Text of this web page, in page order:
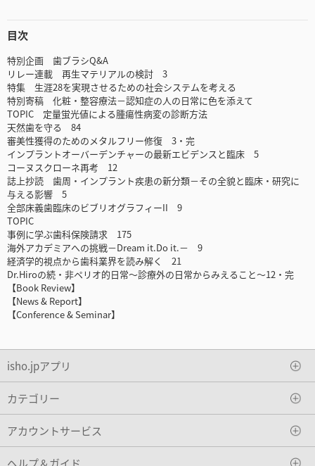
目次
特別企画 歯ブラシQ&A
リレー連載 再生マテリアルの検討 3
特集 生涯28を実現させるための社会システムを考える
特別寄稿 化粧・整容療法－認知症の人の日常に色を添えて
TOPIC 定量蛍光値による腫瘍性病変の診断方法
天然歯を守る 84
審美性獲得のためのメタルフリー修復 3・完
インプラントオーバーデンチャーの最新エビデンスと臨床 5
コーヌスクローネ再考 12
誌上抄読 歯周・インプラント疾患の新分類－その全貌と臨床・研究に
与える影響 5
全部床義歯臨床のビブリオグラフィーII 9
TOPIC
事例に学ぶ歯科保険請求 175
海外アカデミアへの挑戦－Dream it.Do it.－ 9
経済学的視点から歯科業界を読み解く 21
Dr.Hiroの続・非ペリオ的日常～診療外の日常からみえること～12・完
【Book Review】
【News & Report】
【Conference & Seminar】
isho.jpアプリ
カテゴリー
アカウントサービス
ヘルプ＆ガイド